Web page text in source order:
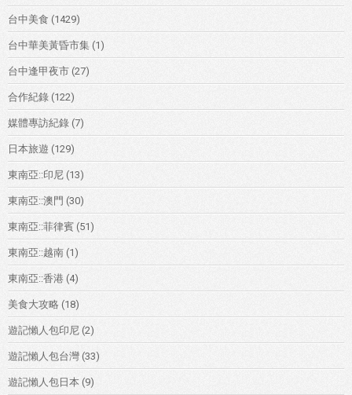
台中美食 (1429)
台中華美黃昏市集 (1)
台中逢甲夜市 (27)
合作紀錄 (122)
媒體專訪紀錄 (7)
日本旅遊 (129)
東南亞::印尼 (13)
東南亞::澳門 (30)
東南亞::菲律賓 (51)
東南亞::越南 (1)
東南亞::香港 (4)
美食大攻略 (18)
遊記懶人包印尼 (2)
遊記懶人包台灣 (33)
遊記懶人包日本 (9)